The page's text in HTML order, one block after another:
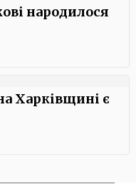
народилося
Харківщині є